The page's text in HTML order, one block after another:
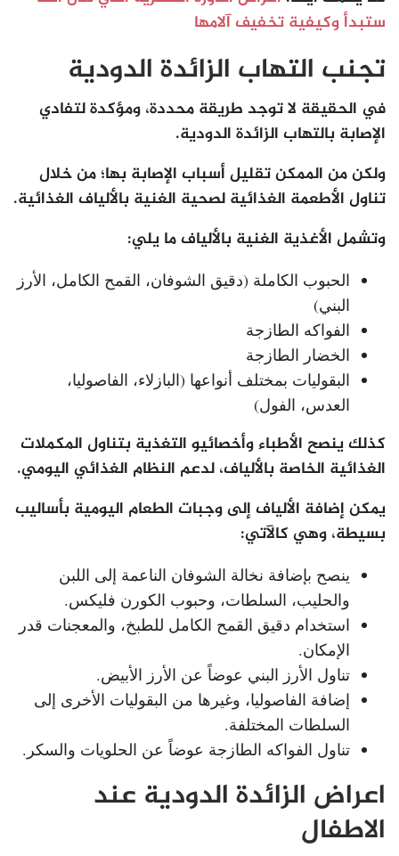
ستبدأ وكيفية تخفيف آلامها
تجنب التهاب الزائدة الدودية
في الحقيقة لا توجد طريقة محددة، ومؤكدة لتفادي
الإصابة بالتهاب الزائدة الدودية.
ولكن من الممكن تقليل أسباب الإصابة بها؛ من خلال
تناول الأطعمة الغذائية لصحية الغنية بالألياف الغذائية.
وتشمل الأغذية الغنية بالألياف ما يلي:
الحبوب الكاملة (دقيق الشوفان، القمح الكامل، الأرز
البني)
الفواكه الطازجة
الخضار الطازجة
البقوليات بمختلف أنواعها (البازلاء، الفاصوليا،
العدس، الفول)
كذلك ينصح الأطباء وأخصائيو التغذية بتناول المكملات
الغذائية الخاصة بالألياف، لدعم النظام الغذائي اليومي.
يمكن إضافة الألياف إلى وجبات الطعام اليومية بأساليب
بسيطة، وهي كالآتي:
ينصح بإضافة نخالة الشوفان الناعمة إلى اللبن
والحليب، السلطات، وحبوب الكورن فليكس.
استخدام دقيق القمح الكامل للطبخ، والمعجنات قدر
الإمكان.
تناول الأرز البني عوضاً عن الأرز الأبيض.
إضافة الفاصوليا، وغيرها من البقوليات الأخرى إلى
السلطات المختلفة.
تناول الفواكه الطازجة عوضاً عن الحلويات والسكر.
اعراض الزائدة الدودية عند
الاطفال